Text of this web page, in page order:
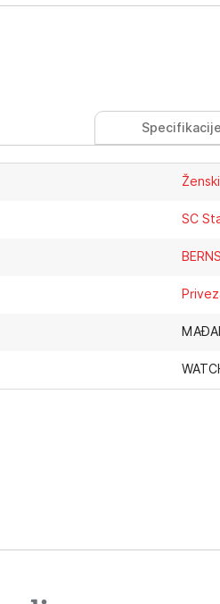
Specifikacije
Ženski
SC